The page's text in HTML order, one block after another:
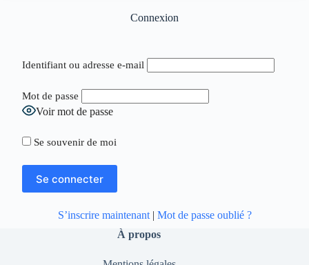
Connexion
Identifiant ou adresse e-mail
Mot de passe
Voir mot de passe
Se souvenir de moi
S’inscrire maintenant| Mot de passe oublié ?
À propos